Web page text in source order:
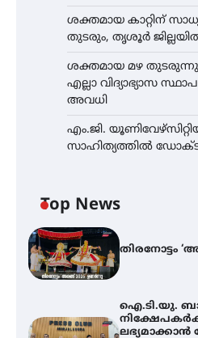
ശക്തമായ കാറ്റിന്
തുടരും, തൃശൂർ
ശക്തമായ മഴ തുടരുന്നു
എല്ലാ വിദ്യാഭ്യാസ
അവധി
എം.ജി.
സാഹിത്യത്തിൽ
Top News
തിരനോട്ടം
ഐ.ടി.യു.
ലഭ്യമാക്കാൻ